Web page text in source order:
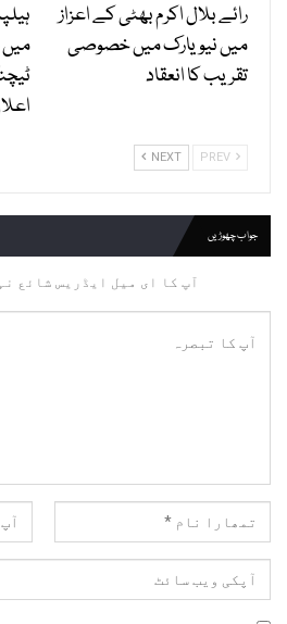
رائے بلال اکرم بھٹی کے اعزاز
میں نیویارک میں خصوصی
تقریب کا انعقاد
میں
NEXT
جواب چھوڑیں
آپ کا ای میل ایڈریس شائع